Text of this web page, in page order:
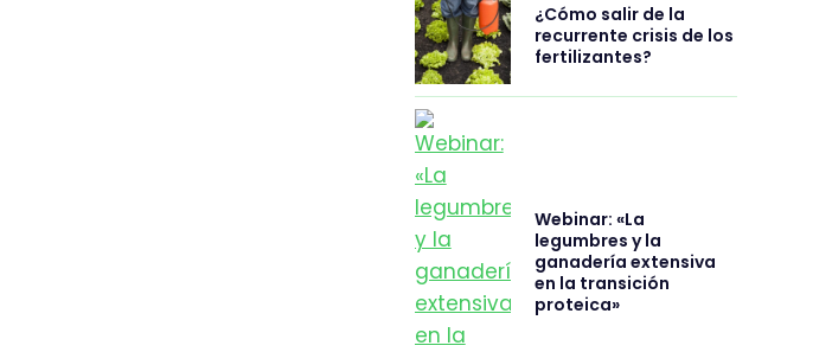
¿Cómo salir de la
recurrente crisis de los
fertilizantes?
Webinar: «La
legumbres y la
ganadería extensiva
en la transición
proteica»